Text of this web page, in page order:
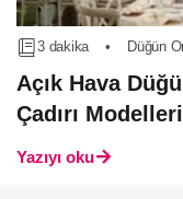
3 dakika • Düğün
Açık Hava
Çadırı Modelleri
Yazıyı oku